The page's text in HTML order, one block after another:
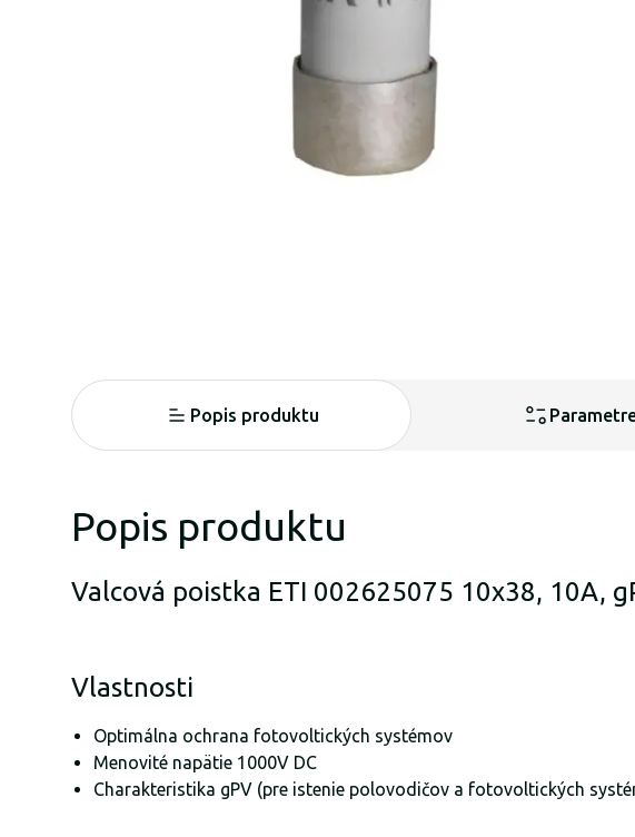
Popis produktu
Popis produktu
Valcová poistka ETI 002625075 10x38, 10A,
Vlastnosti
Optimálna ochrana fotovoltických systémov
Menovité napätie 1000V DC
Charakteristika gPV (pre istenie polovodičov a fotovoltických